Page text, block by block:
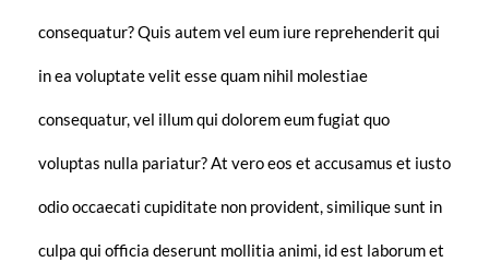
consequatur? Quis autem vel eum iure reprehenderit qui
in ea voluptate velit esse quam nihil molestiae
consequatur, vel illum qui dolorem eum fugiat quo
voluptas nulla pariatur? At vero eos et accusamus et iusto
odio occaecati cupiditate non provident, similique sunt in
culpa qui officia deserunt mollitia animi, id est laborum et